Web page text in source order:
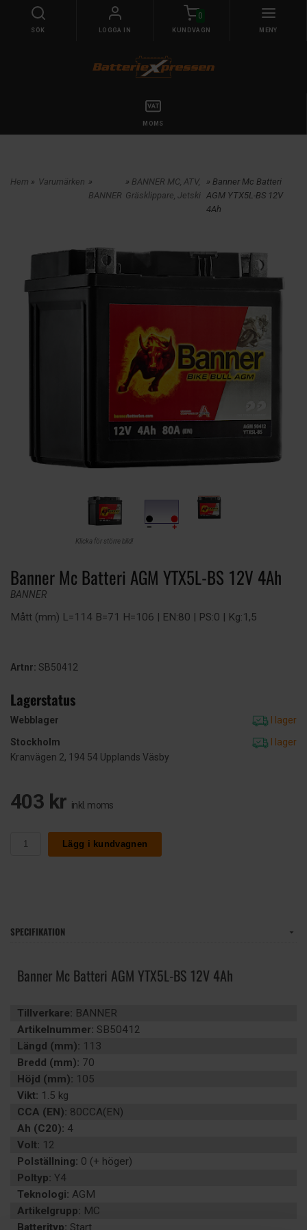
SÖK LOGGA IN
0
KUNDVAGN MENY
MOMS
Hem » Varumärken »
BANNER
» BANNER MC, ATV,
Gräsklippare, Jetski
» Banner Mc Batteri
AGM YTX5L-BS 12V
4Ah
Klicka för större bild!
Banner Mc Batteri AGM YTX5L-BS 12V 4Ah
BANNER
Mått (mm) L=114 B=71 H=106 | EN:80 | PS:0 | Kg:1,5
Artnr: SB50412
Lagerstatus
Webblager
I lager
Stockholm
I lager
Kranvägen 2, 194 54 Upplands Väsby
403 kr inkl. moms
Lägg i kundvagnen
SPECIFIKATION
Banner Mc Batteri AGM YTX5L-BS 12V 4Ah
Tillverkare: BANNER
Artikelnummer: SB50412
Längd (mm): 113
Bredd (mm): 70
Höjd (mm): 105
Vikt: 1.5 kg
CCA (EN): 80CCA(EN)
Ah (C20): 4
Volt: 12
Polställning: 0 (+ höger)
Poltyp: Y4
Teknologi: AGM
Artikelgrupp: MC
Batterityp: Start